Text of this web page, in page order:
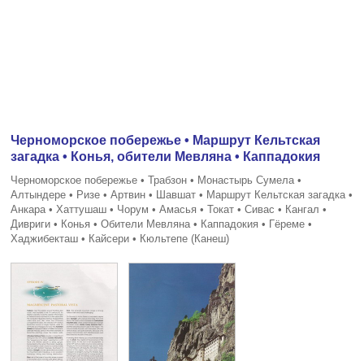
Черноморское побережье • Маршрут Кельтская
загадка • Конья, обители Мевляна • Каппадокия
Черноморское побережье • Трабзон • Монастырь Сумела •
Алтындере • Ризе • Артвин • Шавшат • Маршрут Кельтская загадка •
Анкара • Хаттушаш • Чорум • Амасья • Токат • Сивас • Кангал •
Дивриги • Конья • Обители Мевляна • Каппадокия • Гёреме •
Хаджибекташ • Кайсери • Кюльтепе (Канеш)